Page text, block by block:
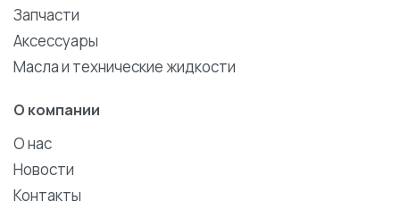
Запчасти
Аксессуары
Масла и технические жидкости
О компании
О нас
Новости
Контакты